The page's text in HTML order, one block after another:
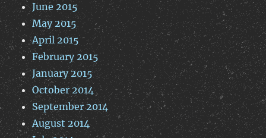
June 2015
May 2015
April 2015
February 2015
January 2015
October 2014
September 2014
August 2014